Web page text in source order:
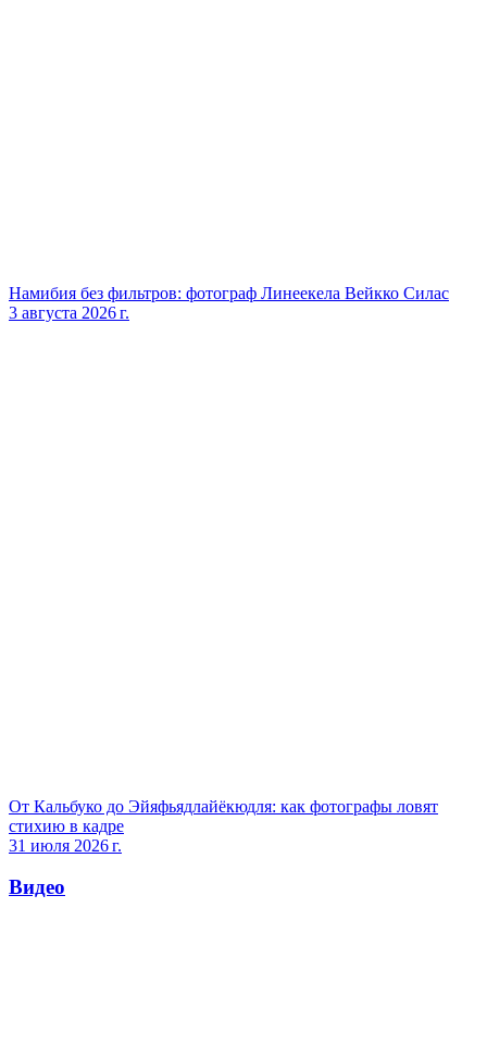
Намибия без фильтров: фотограф Линеекела Вейкко Силас
3 августа 2026 г.
От Кальбуко до Эйяфьядлайёкюдля: как фотографы ловят
стихию в кадре
31 июля 2026 г.
Видео